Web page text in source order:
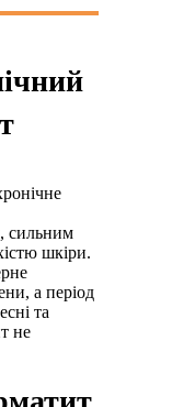
сильним
шкіри.
а період
та
не